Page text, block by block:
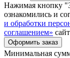
Нажимая кнопку
ознакомились и
и обработки
соглашением»
Минимальная